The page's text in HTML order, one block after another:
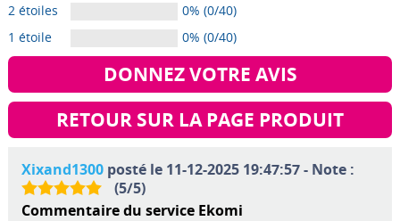
2 étoiles
0% (0/40)
1 étoile
0% (0/40)
DONNEZ VOTRE AVIS
RETOUR SUR LA PAGE PRODUIT
Xixand1300posté le 11-12-2025 19:47:57 - Note :
(5/5)
Commentaire du service Ekomi